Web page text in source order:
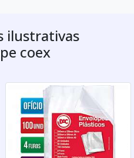
ilustrativas
coex